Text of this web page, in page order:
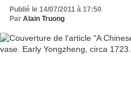
Publié le 14/07/2011 à 17:50
Par Alain Truong